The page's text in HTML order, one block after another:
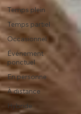
Temps plein
Temps partiel
Occasionnel
Événement
ponctuel
En personne
À distance
Hybride